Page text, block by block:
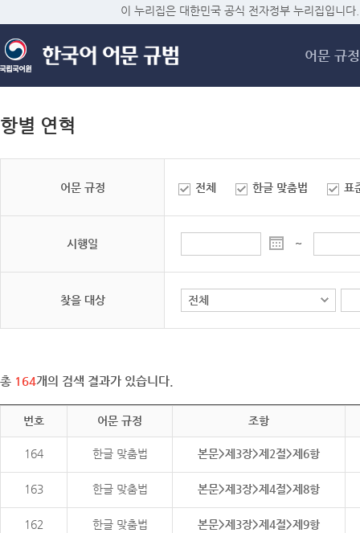
메
이 누리집은 대한민국 공식 전자정부 누리집입니다.
어문 규정
항별 연혁
어문 규정 전체 한글 맞춤법 표
시행일 ~
찾을 대상
총 164개의 검색 결과가 있습니다.
번호 어문 규정 조항
164 한글 맞춤법 본문>제3장>제2절>제6항
163 한글 맞춤법 본문>제3장>제4절>제8항
162 한글 맞춤법 본문>제3장>제4절>제9항